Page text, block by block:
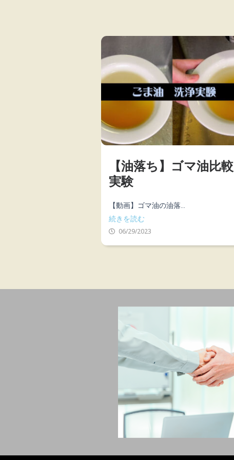
【油落ち】ゴマ油比較
実験
【動画】ゴマ油の油落...
続きを読む
06/29/2023